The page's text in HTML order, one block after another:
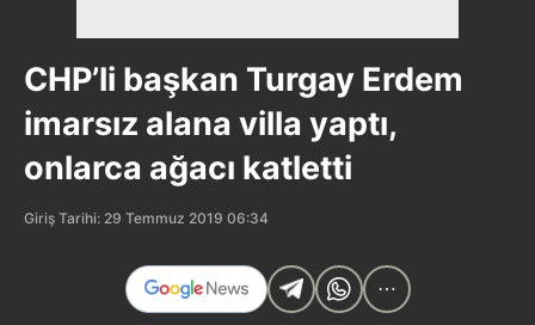
CHP’li başkan Turgay Erdem
imarsız alana villa yaptı,
onlarca ağacı katletti
Giriş Tarihi: 29 Temmuz 2019 06:34